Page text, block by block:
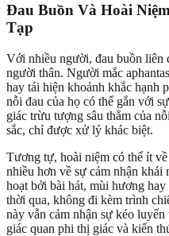
Đau Buồn Và Hoài
Tạp
Với nhiều người, đau buồn liên
người thân. Người mắc
hay tái hiện khoảnh khắc hạnh
nỗi đau của họ có thể gắn với
giác trừu tượng sâu thẳm của
sắc, chỉ được xử lý khác biệt.
Tương tự, hoài niệm có thể ít
nhiều hơn về sự cảm nhận
hoạt bởi bài hát, mùi hương
thời qua, không đi kèm trình
này vẫn cảm nhận sự kéo
giác quan phi thị giác và kiến